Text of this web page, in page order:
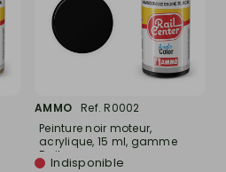
AMMO
Ref. R0002
Peinture noir moteur,
acrylique, 15 ml, gamme
Rail...Indisponible